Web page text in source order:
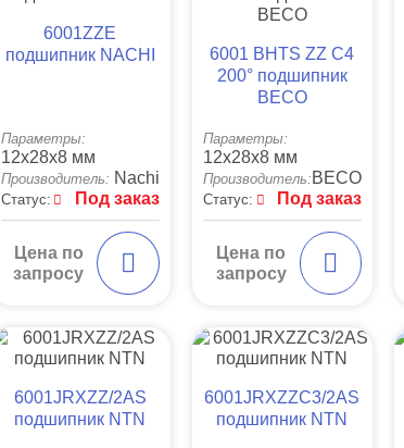
6001ZZE
подшипник NACHI
Параметры:
12x28x8 мм
Производитель: Nachi
Статус: Под заказ
Цена по
запросу
6001 BHTS ZZ C4
200° подшипник
BECO
Параметры:
12x28x8 мм
Производитель: BECO
Статус: Под заказ
Цена по
запросу
6001JRXZZ/2AS
подшипник NTN
6001JRXZZC3/2AS
подшипник NTN